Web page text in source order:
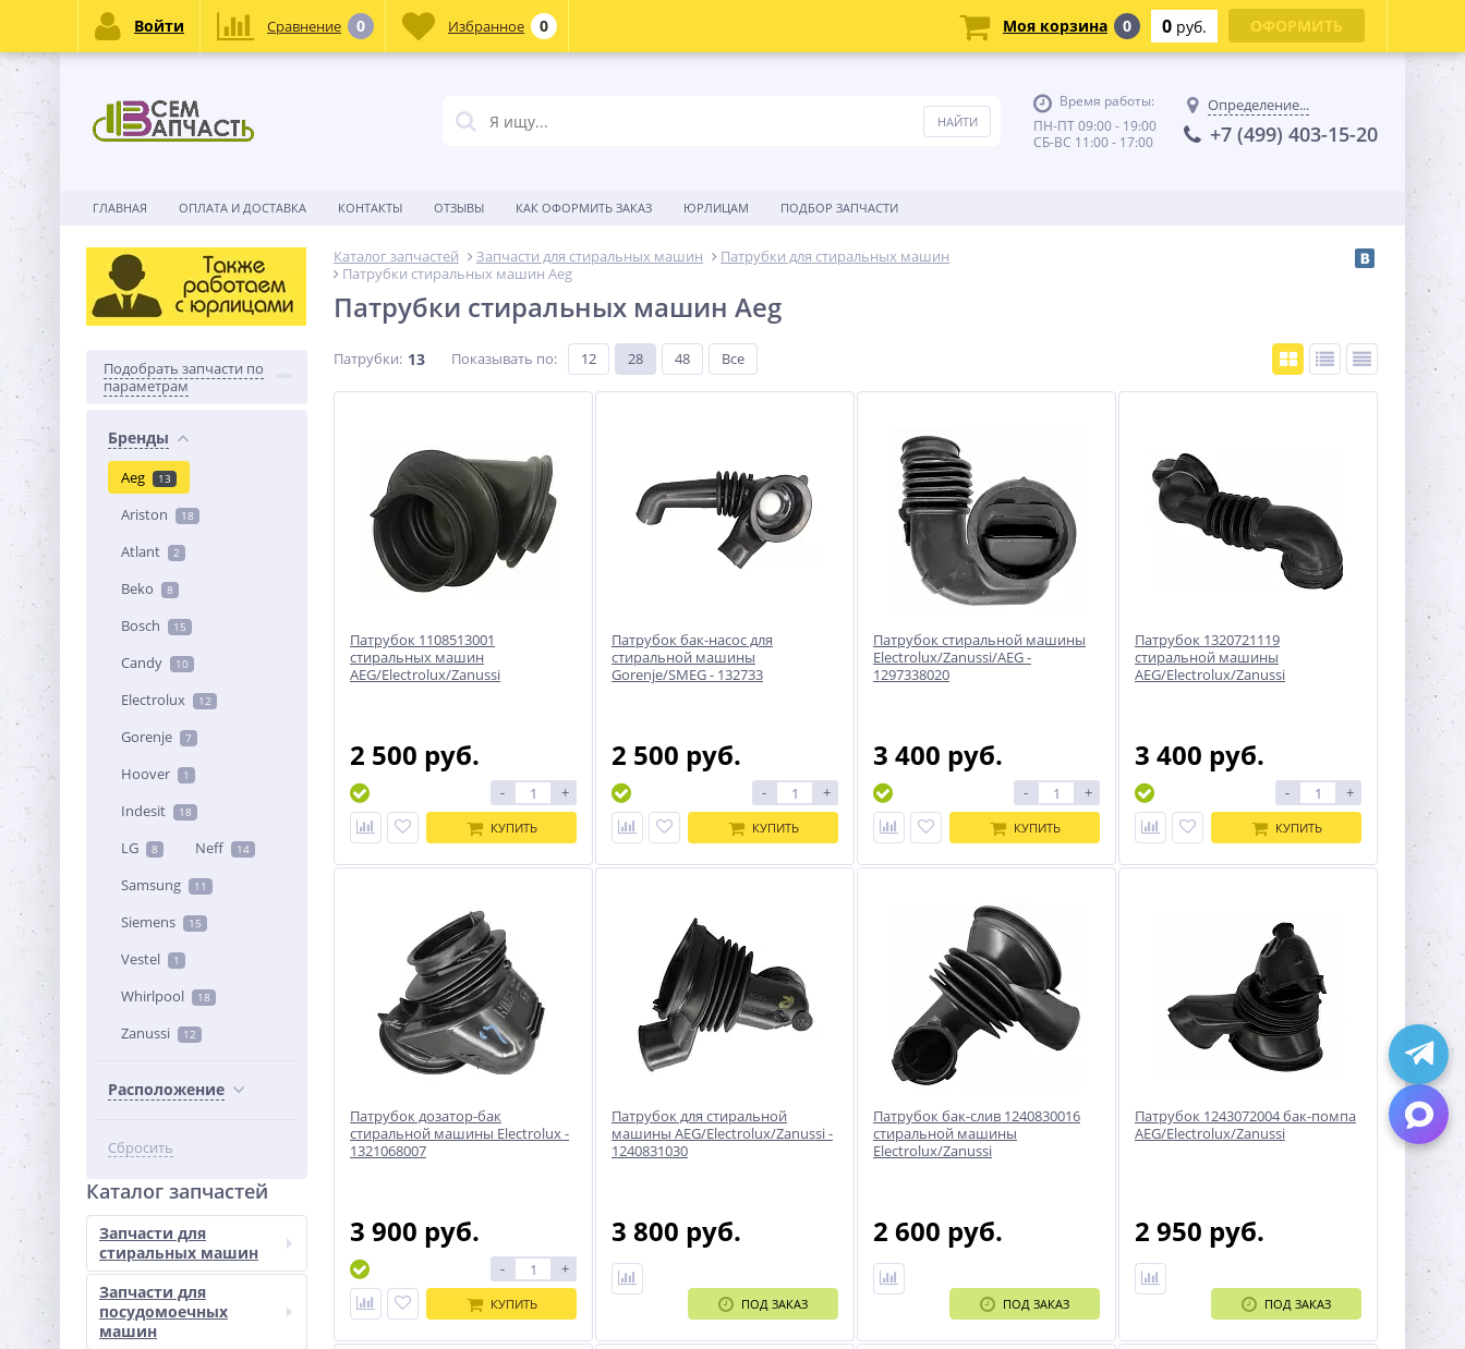
Время работы:
ПН-ПТ 09:00 - 19:00
СБ-ВС 11:00 - 17:00
Определение...
+7 (499) 403-15-20
ГЛАВНАЯ ОПЛАТА И ДОСТАВКА КОНТАКТЫ ОТЗЫВЫ КАК ОФОРМИТЬ ЗАКАЗ ЮРЛИЦАМ ПОДБОР ЗАПЧАСТИ
Подобрать запчасти по
параметрам
Бренды
Aeg 13
Ariston 18
Atlant 2
Beko 8
Bosch 15
Candy 10
Electrolux 12
Gorenje 7
Hoover 1
Indesit 18
LG 8 Neff 14
Samsung 11
Siemens 15
Vestel 1
Whirlpool 18
Zanussi 12
Расположение
Сбросить
Каталог запчастей
Запчасти для
стиральных машин
Запчасти для
посудомоечных
машин
Каталог запчастей Запчасти для стиральных машин
Патрубки для стиральных машин
Патрубки стиральных машин Aeg
Патрубки стиральных машин Aeg
Патрубки: 13 Показывать по: 12 28 48 Все
Патрубок 1108513001
стиральных машин
AEG/Electrolux/Zanussi
2 500 руб.
- +
КУПИТЬ
Патрубок бак-насос для
стиральной машины
Gorenje/SMEG - 132733
2 500 руб.
- +
КУПИТЬ
Патрубок стиральной машины
Electrolux/Zanussi/AEG -
1297338020
3 400 руб.
- +
КУПИТЬ
Патрубок 1320721119
стиральной машины
AEG/Electrolux/Zanussi
3 400 руб.
- +
КУПИТЬ
Патрубок дозатор-бак
стиральной машины Electrolux -
1321068007
3 900 руб.
- +
КУПИТЬ
Патрубок для стиральной
машины AEG/Electrolux/Zanussi -
1240831030
3 800 руб.
ПОД ЗАКАЗ
Патрубок бак-слив 1240830016
стиральной машины
Electrolux/Zanussi
2 600 руб.
ПОД ЗАКАЗ
Патрубок 1243072004 бак-помпа
AEG/Electrolux/Zanussi
2 950 руб.
ПОД ЗАКАЗ
Войти Сравнение 0 Избранное 0 Моя корзина 0 0 руб. ОФОРМИТЬ